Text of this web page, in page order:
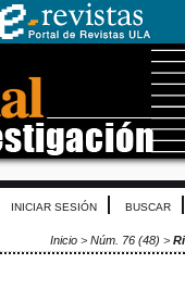
INICIAR SESIÓN BUSCAR
Inicio > Núm. 76 (48) >